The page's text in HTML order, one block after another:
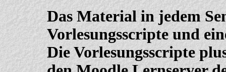
Das Material in jedem
Vorlesungsscripte und
Die Vorlesungsscripte